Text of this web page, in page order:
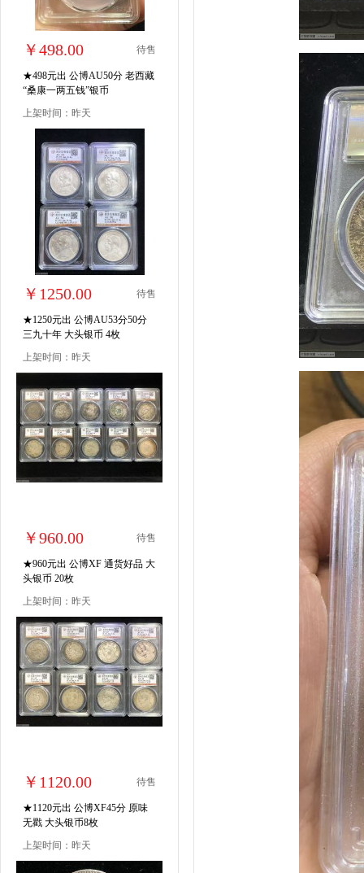
￥498.00 待售
★498元出 公博AU50分 老西藏
“桑康一两五钱”银币
上架时间：昨天
￥1250.00 待售
★1250元出 公博AU53分50分
三九十年 大头银币 4枚
上架时间：昨天
￥960.00 待售
★960元出 公博XF 通货好品 大
头银币 20枚
上架时间：昨天
￥1120.00 待售
★1120元出 公博XF45分 原味
无戳 大头银币8枚
上架时间：昨天